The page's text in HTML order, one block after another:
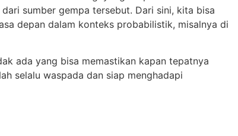
sumber gempa tersebut. Dari sini, kita bisa
depan dalam konteks probabilistik, misalnya di
ada yang bisa memastikan kapan tepatnya
selalu waspada dan siap menghadapi